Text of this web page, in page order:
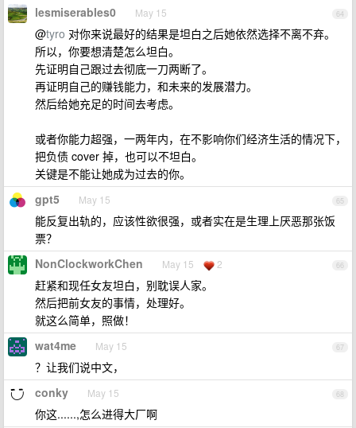
64
lesmiserables0 May 15
@tyro 对你来说最好的结果是坦白之后她依然选择不离不弃。
所以，你要想清楚怎么坦白。
先证明自己跟过去彻底一刀两断了。
再证明自己的赚钱能力，和未来的发展潜力。
然后给她充足的时间去考虑。
或者你能力超强，一两年内，在不影响你们经济生活的情况下，
把负债 cover 掉，也可以不坦白。
关键是不能让她成为过去的你。
65
gpt5 May 15
能反复出轨的，应该性欲很强，或者实在是生理上厌恶那张饭
票？
66
NonClockworkChen May 15 2
赶紧和现任女友坦白，别耽误人家。
然后把前女友的事情，处理好。
就这么简单，照做！
67
wat4me May 15
？让我们说中文，
68
conky May 15
你这......,怎么进得大厂啊